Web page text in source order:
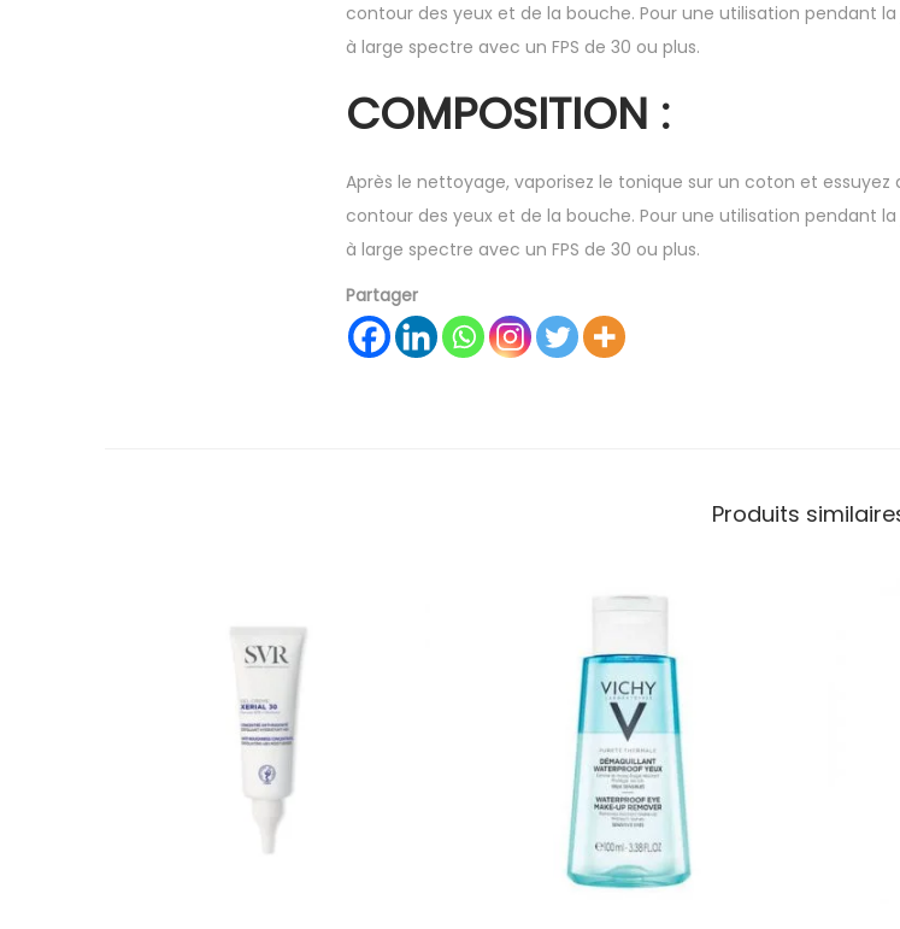
contour des yeux et de la bouche. Pour une utilisation pendant
à large spectre avec un FPS de 30 ou plus.
COMPOSITION :
Après le nettoyage, vaporisez le tonique sur un coton et
contour des yeux et de la bouche. Pour une utilisation pendant
à large spectre avec un FPS de 30 ou plus.
Partager
Produits